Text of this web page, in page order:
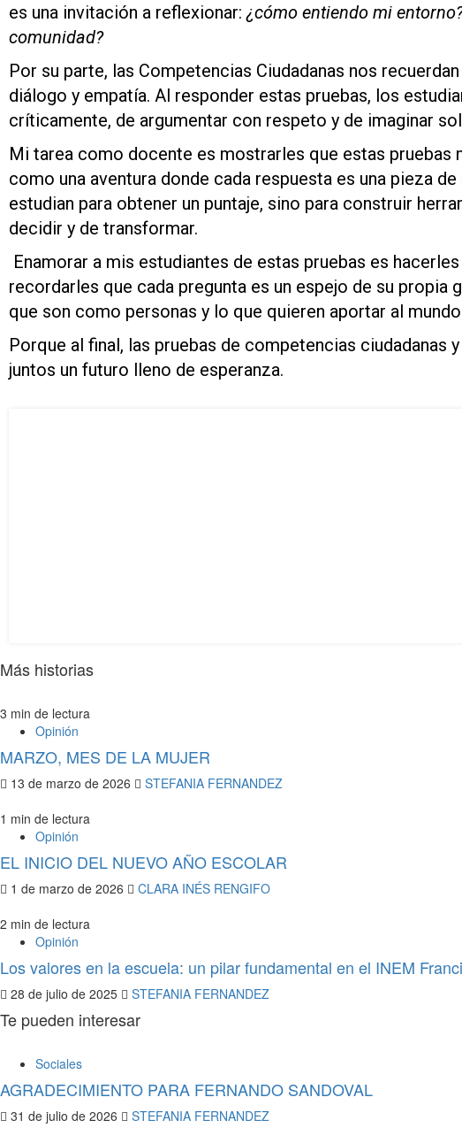
es una invitación a reflexionar:¿cómo entiendo mi
comunidad?
Por su parte, las Competencias Ciudadanas nos
diálogo y empatía. Al responder estas pruebas, los
críticamente, de argumentar con respeto y de imaginar
Mi tarea como docente es mostrarles que estas pruebas
como una aventura donde cada respuesta es una pieza
estudian para obtener un puntaje, sino para construir
decidir y de transformar.
Enamorar a mis estudiantes de estas pruebas es
recordarles que cada pregunta es un espejo de su
que son como personas y lo que quieren aportar al
Porque al final, las pruebas de competencias ciudadanas
juntos un futuro lleno de esperanza.
Más historias
3 min de lectura
Opinión
MARZO, MES DE LA MUJER
13 de marzo de 2026
STEFANIA FERNANDEZ
1 min de lectura
Opinión
EL INICIO DEL NUEVO AÑO ESCOLAR
1 de marzo de 2026
CLARA INÉS RENGIFO
2 min de lectura
Opinión
Los valores en la escuela: un pilar fundamental en el INEM
28 de julio de 2025 STEFANIA FERNANDEZ
Te pueden interesar
Sociales
AGRADECIMIENTO PARA FERNANDO SANDOVAL
31 de julio de 2026 STEFANIA FERNANDEZ